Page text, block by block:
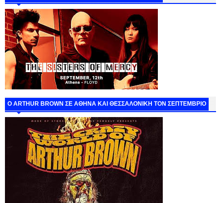
O ARTHUR BROWN ΣΕ ΑΘΗΝΑ ΚΑΙ ΘΕΣΣΑΛΟΝΙΚΗ ΤΟΝ ΣΕΠΤΕΜΒΡΙΟ